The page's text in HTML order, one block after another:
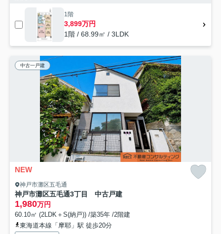
1階
3,899万円
1階 / 68.99㎡ / 3LDK
中古一戸建
NEW
神戸市灘区五毛通
神戸市灘区五毛通3丁目 中古戸建
1,980万円
60.10㎡ (2LDK＋S(納戸)) /築35年 /2階建
東海道本線「摩耶」駅 徒歩20分